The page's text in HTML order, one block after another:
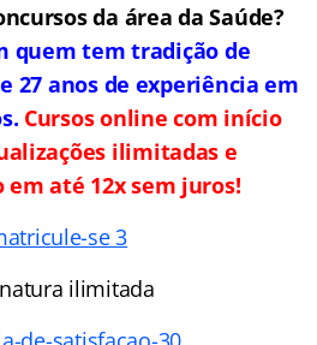
da área da Saúde?
quem tem tradição de
27 anos de experiência em
Cursos online com início
ilimitadas e
até 12x sem juros!